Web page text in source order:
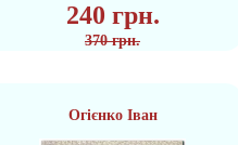
240 грн.
370 грн.
Огієнко Іван